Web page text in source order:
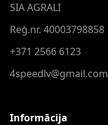
SIA AGRALI
Reģ.nr. 40003798858
+371 2566 6123
4speedlv@gmail.com
Informācija